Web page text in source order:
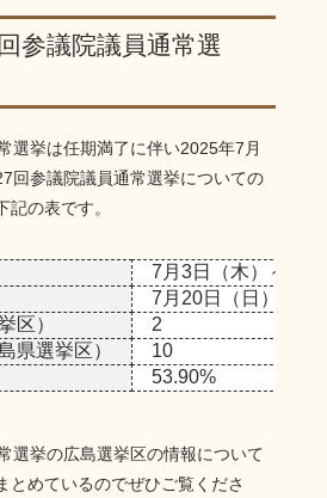
参議院議員通常選
選挙は任期満了に伴い2025年7月
回参議院議員通常選挙についての
の表です。
7月3日（木）～7月
7月20日（日）
区）
2
県選挙区）
10
53.90%
選挙の広島選挙区の情報について
とめているのでぜひご覧くださ